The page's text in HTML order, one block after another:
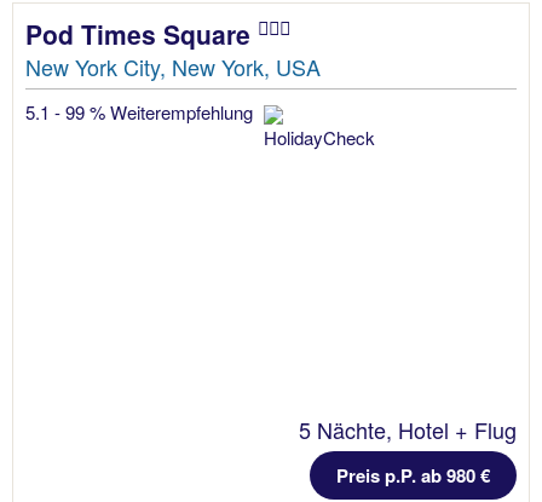
Pod Times Square
New York City, New York, USA
5.1 - 99 % Weiterempfehlung
5 Nächte, Hotel + Flug
Preis p.P. ab 980 €